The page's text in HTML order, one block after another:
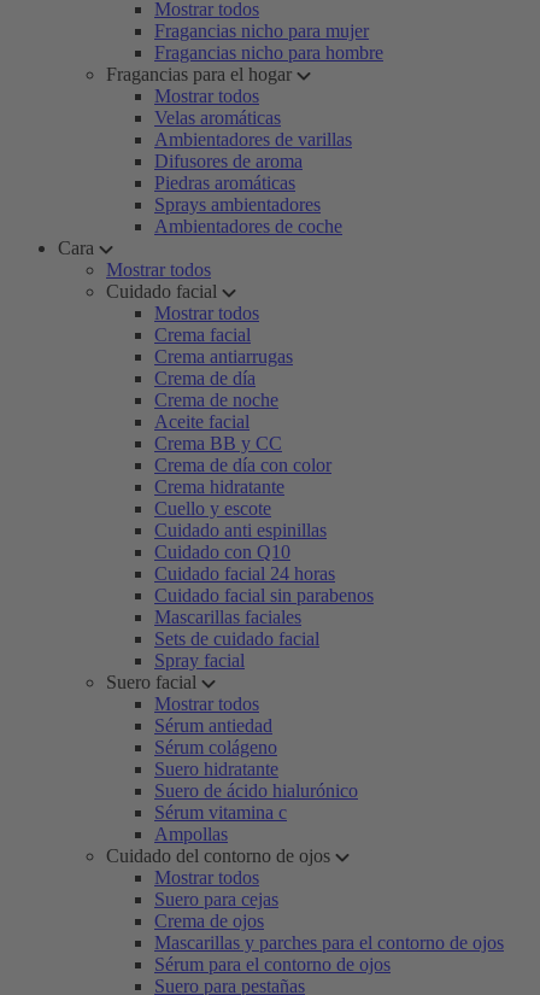
Mostrar todos
Fragancias nicho para mujer
Fragancias nicho para hombre
Fragancias para el hogar
Mostrar todos
Velas aromáticas
Ambientadores de varillas
Difusores de aroma
Piedras aromáticas
Sprays ambientadores
Ambientadores de coche
Cara
Mostrar todos
Cuidado facial
Mostrar todos
Crema facial
Crema antiarrugas
Crema de día
Crema de noche
Aceite facial
Crema BB y CC
Crema de día con color
Crema hidratante
Cuello y escote
Cuidado anti espinillas
Cuidado con Q10
Cuidado facial 24 horas
Cuidado facial sin parabenos
Mascarillas faciales
Sets de cuidado facial
Spray facial
Suero facial
Mostrar todos
Sérum antiedad
Sérum colágeno
Suero hidratante
Suero de ácido hialurónico
Sérum vitamina c
Ampollas
Cuidado del contorno de ojos
Mostrar todos
Suero para cejas
Crema de ojos
Mascarillas y parches para el contorno de ojos
Sérum para el contorno de ojos
Suero para pestañas